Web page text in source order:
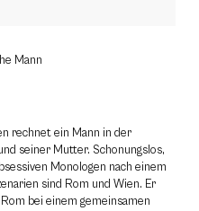
Mann
rechnet ein Mann in der
seiner Mutter. Schonungslos,
Monologen nach einem
sind Rom und Wien. Er
bei einem gemeinsamen